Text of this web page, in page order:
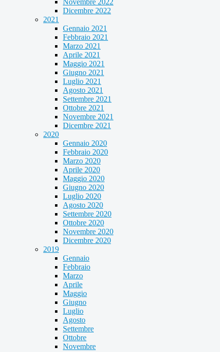
Novembre 2022
Dicembre 2022
2021
Gennaio 2021
Febbraio 2021
Marzo 2021
Aprile 2021
Maggio 2021
Giugno 2021
Luglio 2021
Agosto 2021
Settembre 2021
Ottobre 2021
Novembre 2021
Dicembre 2021
2020
Gennaio 2020
Febbraio 2020
Marzo 2020
Aprile 2020
Maggio 2020
Giugno 2020
Luglio 2020
Agosto 2020
Settembre 2020
Ottobre 2020
Novembre 2020
Dicembre 2020
2019
Gennaio
Febbraio
Marzo
Aprile
Maggio
Giugno
Luglio
Agosto
Settembre
Ottobre
Novembre